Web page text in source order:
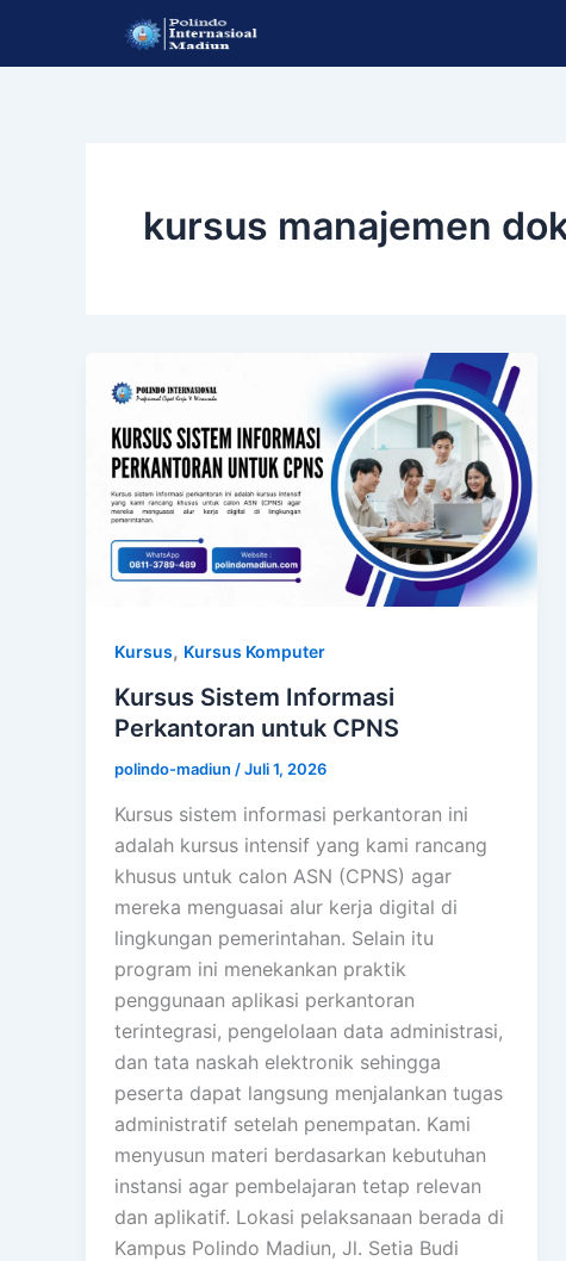
kursus manajemen
Kursus, Kursus Komputer
Kursus Sistem Informasi
Perkantoran untuk CPNS
polindo-madiun /Juli 1, 2026
Kursus sistem informasi perkantoran ini
adalah kursus intensif yang kami rancang
khusus untuk calon ASN (CPNS) agar
mereka menguasai alur kerja digital di
lingkungan pemerintahan. Selain itu
program ini menekankan praktik
penggunaan aplikasi perkantoran
terintegrasi, pengelolaan data administrasi,
dan tata naskah elektronik sehingga
peserta dapat langsung menjalankan tugas
administratif setelah penempatan. Kami
menyusun materi berdasarkan kebutuhan
instansi agar pembelajaran tetap relevan
dan aplikatif. Lokasi pelaksanaan berada di
Kampus Polindo Madiun, Jl. Setia Budi